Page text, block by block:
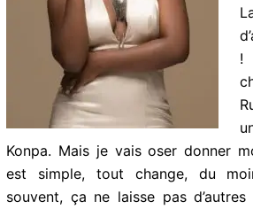
Rutshelle n’est pas une chanteuse
vais oser donner mon avis, et la